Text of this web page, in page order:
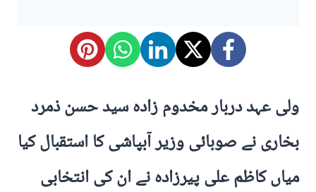
ولی عہد دربار مخدوم زادہ سید حسن ذمرد
بخاری نے صوبائی وزیر آبپاشی کا استقبال کیا
میاں کاظم علی پیرزادہ نے ان کی انتخابی